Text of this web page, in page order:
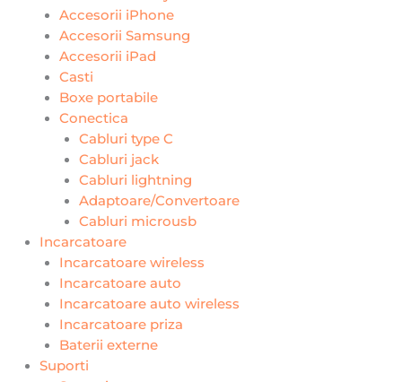
Accesorii iPhone
Accesorii Samsung
Accesorii iPad
Casti
Boxe portabile
Conectica
Cabluri type C
Cabluri jack
Cabluri lightning
Adaptoare/Convertoare
Cabluri microusb
Incarcatoare
Incarcatoare wireless
Incarcatoare auto
Incarcatoare auto wireless
Incarcatoare priza
Baterii externe
Suporti